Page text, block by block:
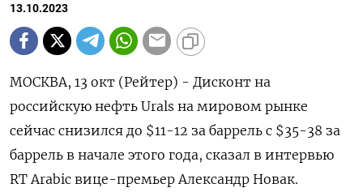
13.10.2023
МОСКВА, 13 окт (Рейтер) - Дисконт на
российскую нефть Urals на мировом рынке
сейчас снизился до $11-12 за баррель с $35-38 за
баррель в начале этого года, сказал в интервью
RT Arabic вице-премьер Александр Новак.